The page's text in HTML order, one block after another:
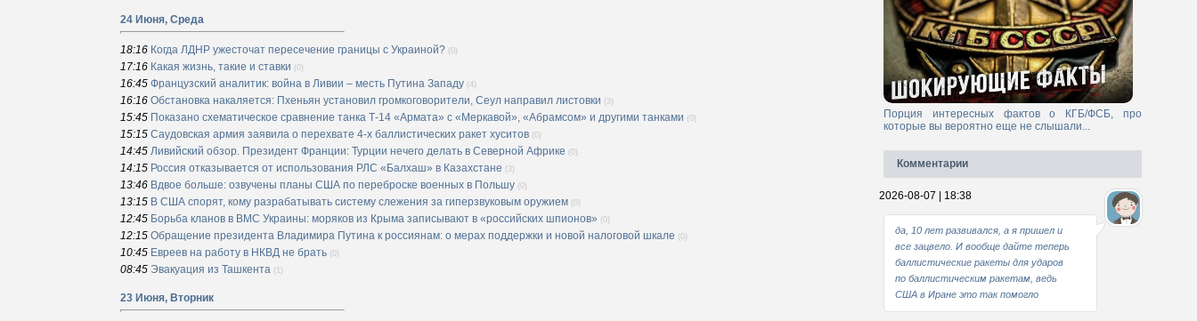
24 Июня, Среда
18:16 Когда ЛДНР ужесточат пересечение границы с Украиной? (0)
17:16 Какая жизнь, такие и ставки (0)
16:45 Французский аналитик: война в Ливии – месть Путина Западу (4)
16:16 Обстановка накаляется: Пхеньян установил громкоговорители, Сеул направил листовки (3)
15:45 Показано схематическое сравнение танка Т-14 «Армата» с «Меркавой», «Абрамсом» и другими танками (0)
15:15 Саудовская армия заявила о перехвате 4-х баллистических ракет хуситов (0)
14:45 Ливийский обзор. Президент Франции: Турции нечего делать в Северной Африке (0)
14:15 Россия отказывается от использования РЛС «Балхаш» в Казахстане (3)
13:46 Вдвое больше: озвучены планы США по переброске военных в Польшу (0)
13:15 В США спорят, кому разрабатывать систему слежения за гиперзвуковым оружием (0)
12:45 Борьба кланов в ВМС Украины: моряков из Крыма записывают в «российских шпионов» (0)
12:15 Обращение президента Владимира Путина к россиянам: о мерах поддержки и новой налоговой шкале (0)
10:45 Евреев на работу в НКВД не брать (0)
08:45 Эвакуация из Ташкента (1)
23 Июня, Вторник
Порция интересных фактов о КГБ/ФСБ, про
которые вы вероятно еще не слышали...
Комментарии
2026-08-07 | 18:38
да, 10 лет развивался, а я пришел и
все зацвело. И вообще дайте теперь
баллистические ракеты для ударов
по баллистическим ракетам, ведь
США в Иране это так помогло